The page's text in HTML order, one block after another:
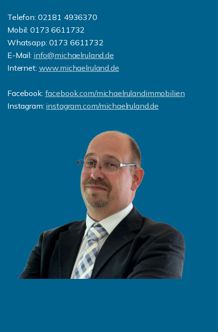
Telefon: 02181 4936370
Mobil: 0173 6611732
Whatsapp: 0173 6611732
E-Mail: info@michaelruland.de
Internet: www.michaelruland.de
Facebook: facebook.com/michaelrulandimmobilien
Instagram: instagram.com/michaelruland.de